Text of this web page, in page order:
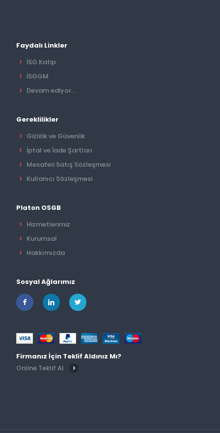
Faydalı Linkler
İSG Katip
İSGGM
Devam ediyor...
Gereklilikler
Gizlilik ve Güvenlik
İptal ve İade Şartları
Mesafeli Satış Sözleşmesi
Kullanıcı Sözleşmesi
Platon OSGB
Hizmetlerimiz
Kurumsal
Hakkımızda
Sosyal Ağlarımız
Firmanız İçin Teklif Aldınız Mı?
Online Teklif Al